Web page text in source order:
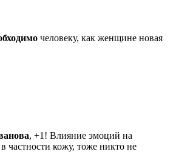
человеку, как женщине новая
, +1! Влияние эмоций на
частности кожу, тоже никто не